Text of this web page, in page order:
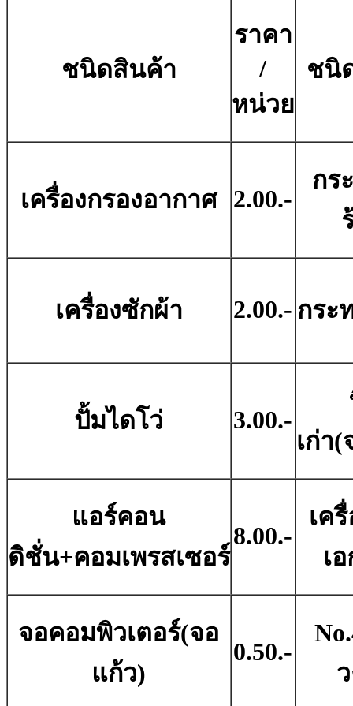
ชนิดสินค้า
ราคา
/
หน่วย
ชนิ
เครื่องกรองอากาศ 2.00.-
กร
เครื่องซักผ้า 2.00.- กระ
ปั้มไดโว่ 3.00.-
เก่า
แอร์คอน
ดิชั่น+คอมเพรสเซอร์
8.00.-
เค
เ
จอคอมพิวเตอร์(จอ
แก้ว)
0.50.-